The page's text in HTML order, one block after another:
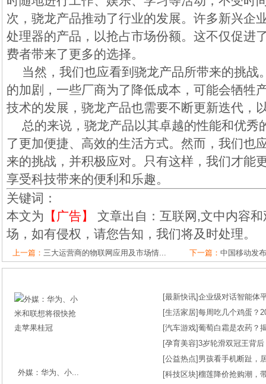
次，骁龙产品推动了行业的发展。许多新兴企
处理器的产品，以抢占市场份额。这不仅促进
费者带来了更多的选择。
当然，我们也应看到骁龙产品所带来的挑战
的加剧，一些厂商为了降低成本，可能会牺牲
技术的发展，骁龙产品也需要不断更新迭代，
总的来说，骁龙产品以其卓越的性能和优秀
了更加便捷、高效的生活方式。然而，我们也
来的挑战，并积极应对。只有这样，我们才能
享受科技带来的便利和乐趣。
关键词：
本文为 【广告】
文章出自：互联网,文中内容
场，如有侵权，请您告知，我们将及时处理。
上一篇： 三大运营商的物联网应用及市场情... 下一篇： 中国移动发
外媒：华为、小...
[最新快讯]企业级对话智能体
[生活家居]每周吃几个鸡蛋？
[汽车游戏]葡萄白霜是农药？
[孕育美容]3岁轮滑双冠王背
[公益热点] 男孩看手机断趾，
[科技区块]榴莲降价抢购潮，